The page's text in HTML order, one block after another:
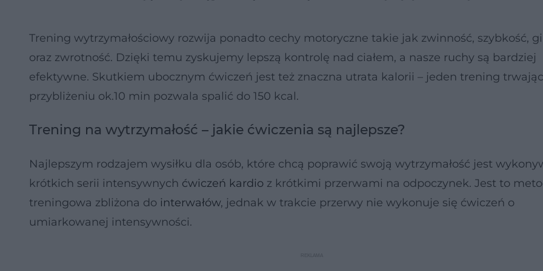
Trening wytrzymałościowy rozwija ponadto cechy motoryczne takie jak zwinność, szybkość,
oraz zwrotność. Dzięki temu zyskujemy lepszą kontrolę nad ciałem, a nasze ruchy są bardziej
efektywne. Skutkiem ubocznym ćwiczeń jest też znaczna utrata kalorii – jeden trening
przybliżeniu ok.10 min pozwala spalić do 150 kcal.
Trening na wytrzymałość – jakie ćwiczenia są najlepsze?
Najlepszym rodzajem wysiłku dla osób, które chcą poprawić swoją wytrzymałość jest
krótkich serii intensywnych ćwiczeń kardio z krótkimi przerwami na odpoczynek. Jest to
treningowa zbliżona do interwałów, jednak w trakcie przerwy nie wykonuje się ćwiczeń o
umiarkowanej intensywności.